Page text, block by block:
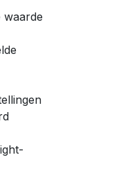
waarde